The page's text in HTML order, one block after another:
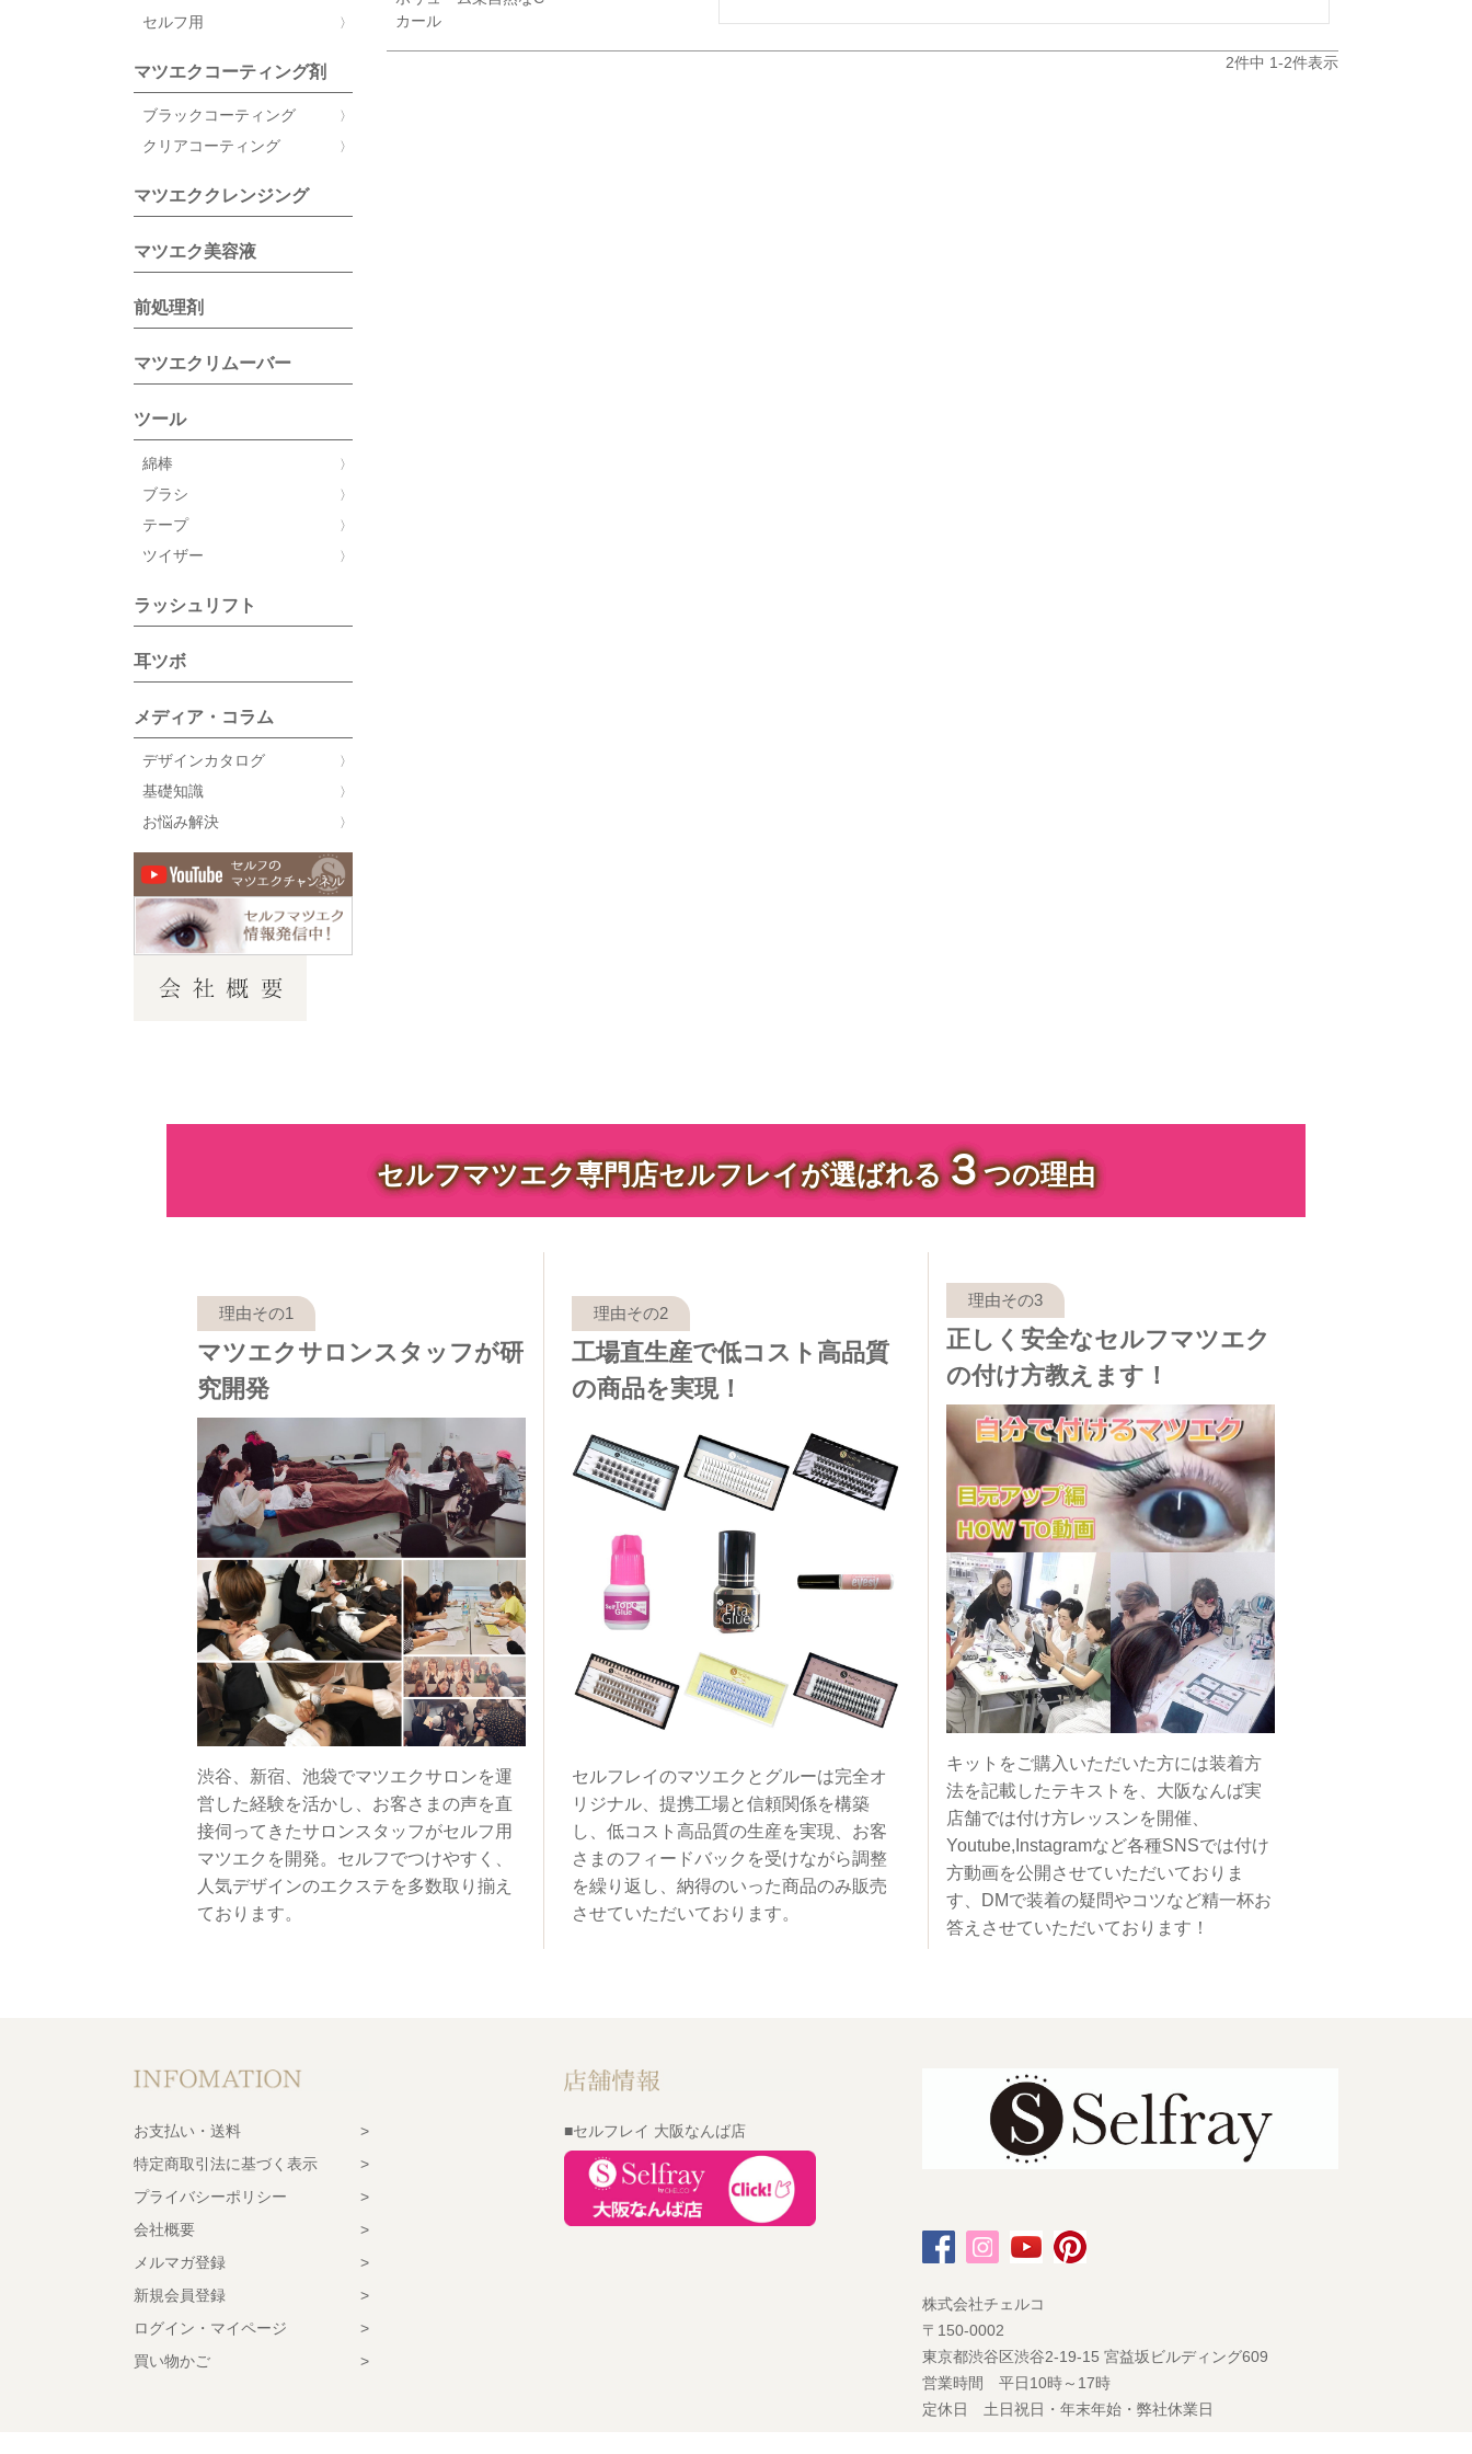
セルフ用
マツエクコーティング剤
ブラックコーティング
クリアコーティング
マツエククレンジング
マツエク美容液
前処理剤
マツエクリムーバー
ツール
綿棒
ブラシ
テープ
ツイザー
ラッシュリフト
耳ツボ
メディア・コラム
デザインカタログ
基礎知識
お悩み解決
カール
2件中 1-2件表示
セルフマツエク専門店セルフレイが選ばれる３つの理由
マツエクサロンスタッフが研
究開発
渋谷、新宿、池袋でマツエクサロンを運
営した経験を活かし、お客さまの声を直
接伺ってきたサロンスタッフがセルフ用
マツエクを開発。セルフでつけやすく、
人気デザインのエクステを多数取り揃え
ております。
工場直生産で低コスト高品質
の商品を実現！
セルフレイのマツエクとグルーは完全オ
リジナル、提携工場と信頼関係を構築
し、低コスト高品質の生産を実現、お客
さまのフィードバックを受けながら調整
を繰り返し、納得のいった商品のみ販売
させていただいております。
正しく安全なセルフマツエク
の付け方教えます！
キットをご購入いただいた方には装着方
法を記載したテキストを、大阪なんば実
店舗では付け方レッスンを開催、
Youtube,Instagramなど各種SNSでは付け
方動画を公開させていただいておりま
す、DMで装着の疑問やコツなど精一杯お
答えさせていただいております！
お支払い・送料
特定商取引法に基づく表示
プライバシーポリシー
会社概要
メルマガ登録
新規会員登録
ログイン・マイページ
買い物かご
■セルフレイ 大阪なんば店
株式会社チェルコ
〒150-0002
東京都渋谷区渋谷2-19-15 宮益坂ビルディング609
営業時間 平日10時～17時
定休日 土日祝日・年末年始・弊社休業日